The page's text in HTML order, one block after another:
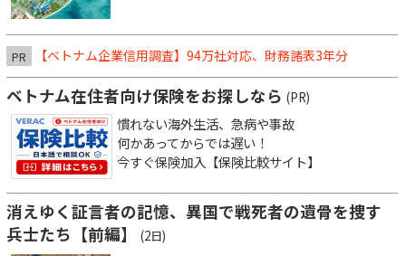
PR 【ベトナム企業信用調査】94万社対応、財務諸表3年分
ベトナム在住者向け保険をお探しなら (PR)
慣れない海外生活、急病や事故
何かあってからでは遅い！
今すぐ保険加入【保険比較サイト】
消えゆく証言者の記憶、異国で戦死者の遺骨を捜す
兵士たち【前編】
(2日)